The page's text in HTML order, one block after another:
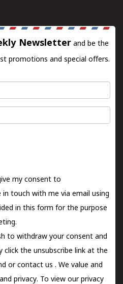
Newsletter and be the
promotions and special offers.
my consent to
touch with me via email using
in this form for the purpose
to withdraw your consent and
click the unsubscribe link at the
orcontact us . We value and
privacy. To view our privacy